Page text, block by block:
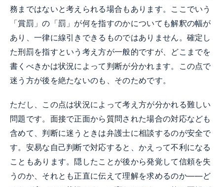
務まではないと考えられる場合もあります。ここでいう
「賞罰」の「罰」が何を指すのかについても解釈の幅が
あり、一律に線引きできるものではありません。確定し
た刑罰を指すという考え方が一般的ですが、どこまでを
書くべきかは状況によって判断が分かれます。この点で
迷う方が後を絶たないのも、そのためです。
ただし、この点は状況によって考え方が分かれる難しい
問題です。面接で正面から質問された場合の対応なども
含めて、判断に迷うときは弁護士に相談するのが安全で
す。安易な自己判断で対応すると、かえって不利になる
こともあります。隠したことが後から発覚して信頼を失
うのか、それとも正直に伝えて理解を求めるのか――ど